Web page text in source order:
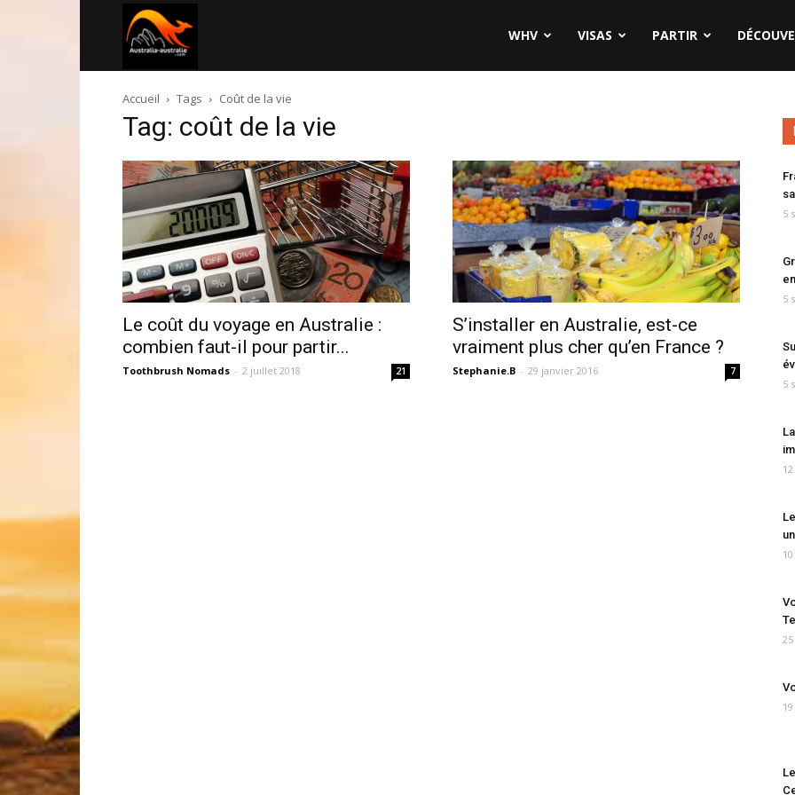
australie.com
WHV VISAS PARTIR
Accueil Tags Coût de la vie
Tag: coût de la vie
Le coût du voyage en Australie :
combien faut-il pour partir...
Toothbrush Nomads - 2 juillet 2018 21
S’installer en Australie, est-ce
vraiment plus cher qu’en France ?
Stephanie.B - 29 janvier 2016 7
5
5
5